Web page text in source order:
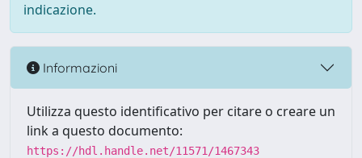
indicazione.
Informazioni
Utilizza questo identificativo per citare o creare un
link a questo documento:
https://hdl.handle.net/11571/1467343